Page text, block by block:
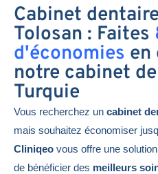
Cabinet
Tolosan : Faites
d'économies en
notre cabinet
Turquie
Vous recherchez un cabinet
mais souhaitez économiser
Cliniqeo vous offre une
de bénéficier des meilleurs